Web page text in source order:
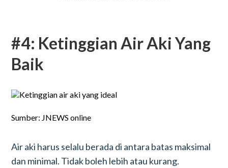
#4: Ketinggian Air Aki Yang
Baik
Sumber: JNEWS online
Air aki harus selalu berada di antara batas maksimal
dan minimal. Tidak boleh lebih atau kurang.